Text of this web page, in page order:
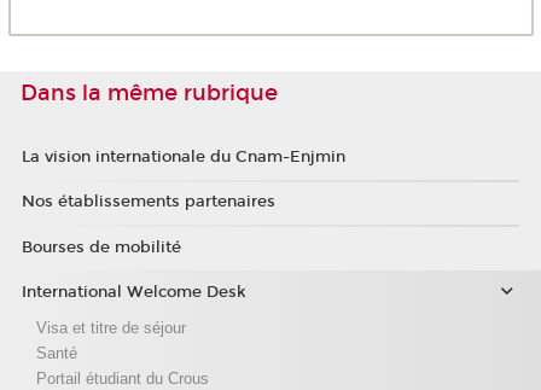
Dans la même rubrique
La vision internationale du Cnam-Enjmin
Nos établissements partenaires
Bourses de mobilité
International Welcome Desk
Visa et titre de séjour
Santé
Portail étudiant du Crous